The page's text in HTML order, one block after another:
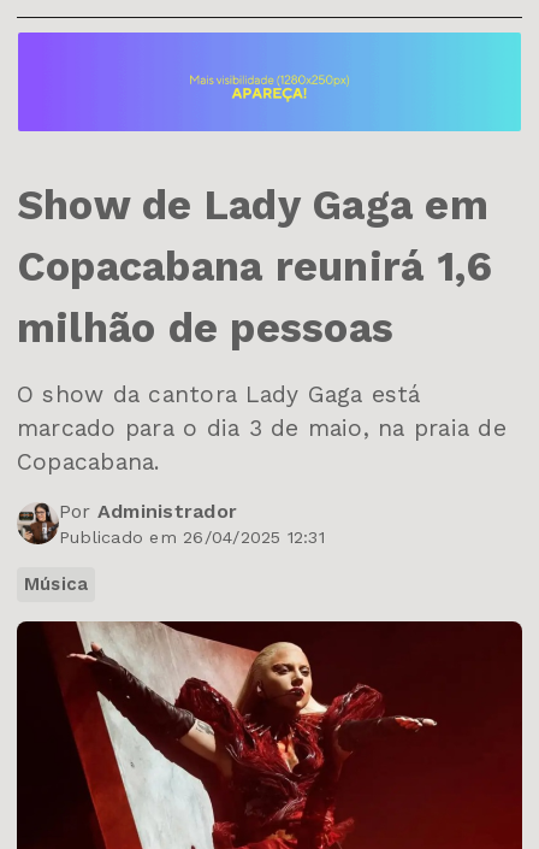
Show de Lady Gaga em
Copacabana reunirá 1,6
milhão de pessoas
O show da cantora Lady Gaga está
marcado para o dia 3 de maio, na praia de
Copacabana.
Por Administrador
Publicado em 26/04/2025 12:31
Música